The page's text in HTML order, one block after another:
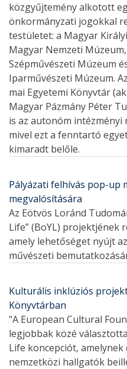
közgyűjtemény alkotott
önkormányzati jogokkal
testületet: a Magyar
Magyar Nemzeti
Szépművészeti Múzeum
Iparművészeti Múzeum.
mai Egyetemi Könyvtár
Magyar Pázmány Péter
is az autonóm intézményi
mivel ezt a fenntartó
kimaradt belőle.
Pályázati felhívás pop-up
megvalósítására
Az Eötvös Loránd
Life” (BoYL) projektjének
amely lehetőséget nyújt
művészeti
Kulturális inklúziós
Könyvtárban
"A European Cultural
legjobbak közé
Life koncepciót, amelynek
nemzetközi hallgatók